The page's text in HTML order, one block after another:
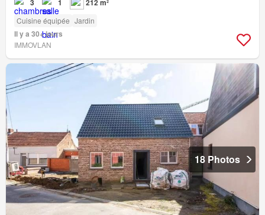
3 1 212 m²
Cuisine équipée Jardin
Il y a 30+ jours
IMMOVLAN
18 Photos